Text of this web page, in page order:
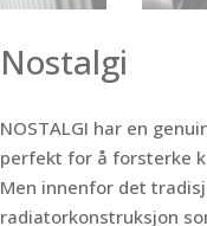
Nostalgi
NOSTALGI har en
perfekt for å forsterke
Men innenfor det
radiatorkonstruksjon